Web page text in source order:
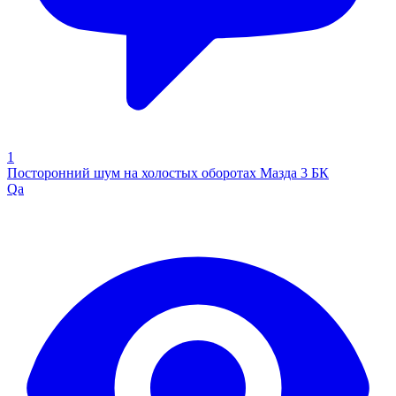
1
Посторонний шум на холостых оборотах Мазда 3 БК
Qa